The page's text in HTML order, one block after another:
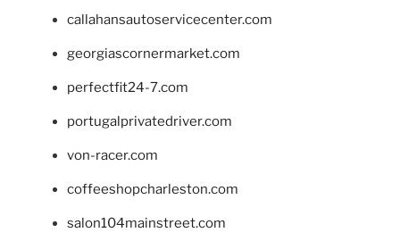
callahansautoservicecenter.com
georgiascornermarket.com
perfectfit24-7.com
portugalprivatedriver.com
von-racer.com
coffeeshopcharleston.com
salon104mainstreet.com